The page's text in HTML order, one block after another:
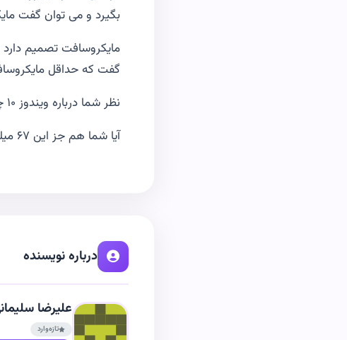
بگیرد و می توان گفت
گفت که حداقل
نظر شما درباره ویندوز ۱۰ چیست ؟
آیا شما هم جز این ۶۷ میلیون نفر هستید؟
درباره نویسنده
علیرضا
تازه‌وارد